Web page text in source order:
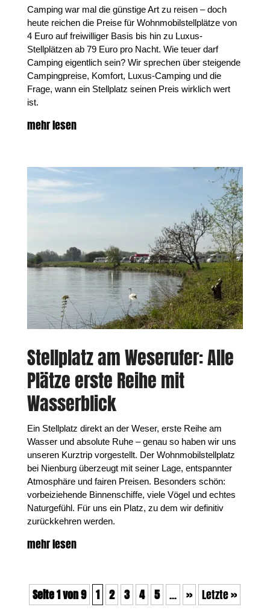
Camping war mal die günstige Art zu reisen – doch
heute reichen die Preise für Wohnmobilstellplätze von
4 Euro auf freiwilliger Basis bis hin zu Luxus-
Stellplätzen ab 79 Euro pro Nacht. Wie teuer darf
Camping eigentlich sein? Wir sprechen über steigende
Campingpreise, Komfort, Luxus-Camping und die
Frage, wann ein Stellplatz seinen Preis wirklich wert
ist.
mehr lesen
Stellplatz am Weserufer: Alle
Plätze erste Reihe mit
Wasserblick
Ein Stellplatz direkt an der Weser, erste Reihe am
Wasser und absolute Ruhe – genau so haben wir uns
unseren Kurztrip vorgestellt. Der Wohnmobilstellplatz
bei Nienburg überzeugt mit seiner Lage, entspannter
Atmosphäre und fairen Preisen. Besonders schön:
vorbeiziehende Binnenschiffe, viele Vögel und echtes
Naturgefühl. Für uns ein Platz, zu dem wir definitiv
zurückkehren werden.
mehr lesen
Seite 1 von 9 1 2 3 4 5 ... » Letzte »